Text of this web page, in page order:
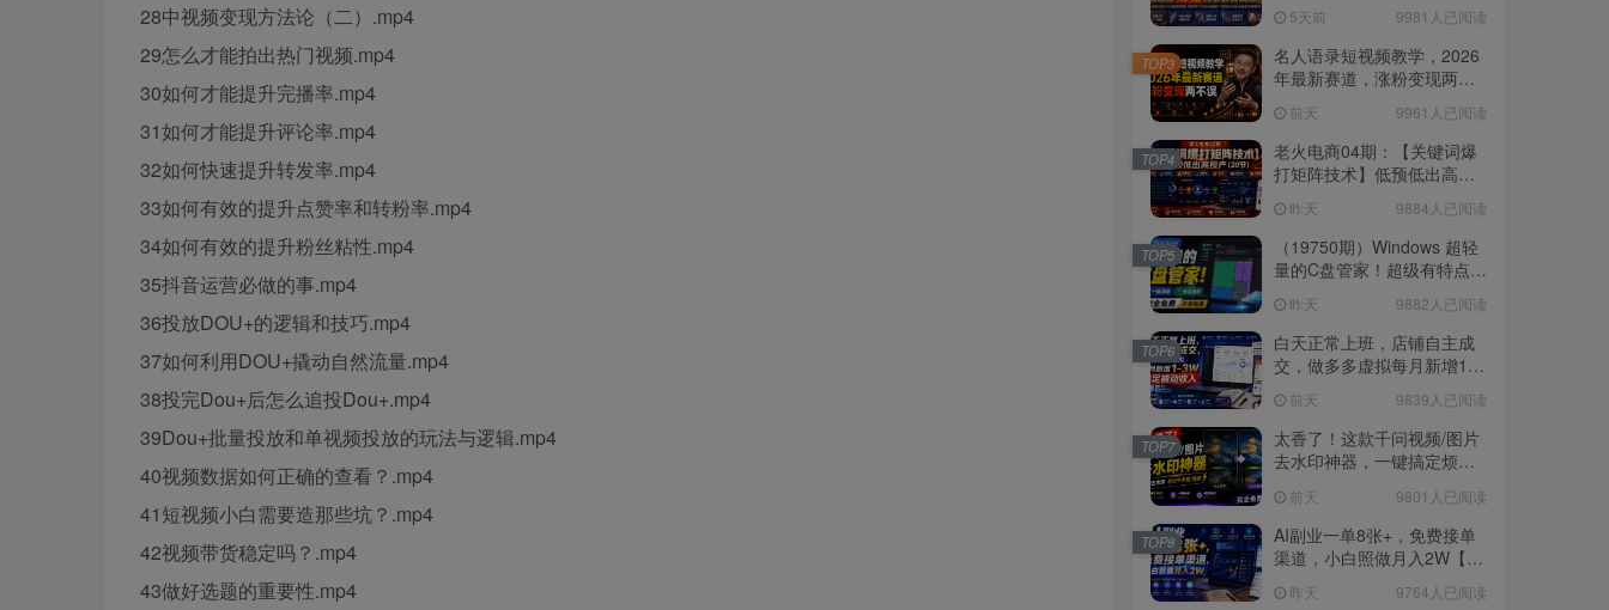
28中视频变现方法论（二）.mp4
29怎么才能拍出热门视频.mp4
30如何才能提升完播率.mp4
31如何才能提升评论率.mp4
32如何快速提升转发率.mp4
33如何有效的提升点赞率和转粉率.mp4
34如何有效的提升粉丝粘性.mp4
35抖音运营必做的事.mp4
36投放DOU+的逻辑和技巧.mp4
37如何利用DOU+撬动自然流量.mp4
38投完Dou+后怎么追投Dou+.mp4
39Dou+批量投放和单视频投放的玩法与逻辑.mp4
40视频数据如何正确的查看？.mp4
41短视频小白需要造那些坑？.mp4
42视频带货稳定吗？.mp4
43做好选题的重要性.mp4
启动搜索广告素材优化全链
路实操教学
5天前 9981人已阅读
名人语录短视频教学，2026
年最新赛道，涨粉变现两不
前天 9961人已阅读
TOP3
老火电商04期：【关键词爆
打矩阵技术】低预低出高投
昨天 9884人已阅读
TOP4
（19750期）Windows 超轻
量的C盘管家！超级有特点，
2M大小体积，完全免费 C盘
管家
昨天 9882人已阅读
TOP5
白天正常上班，店铺自主成
交，做多多虚拟每月新增1-
前天 9839人已阅读
TOP6
太香了！这款千问视频/图片
去水印神器，一键搞定烦人
器拓展插件
前天 9801人已阅读
TOP7
AI副业一单8张+，免费接单
渠道，小白照做月入2W【揭
昨天 9764人已阅读
TOP8